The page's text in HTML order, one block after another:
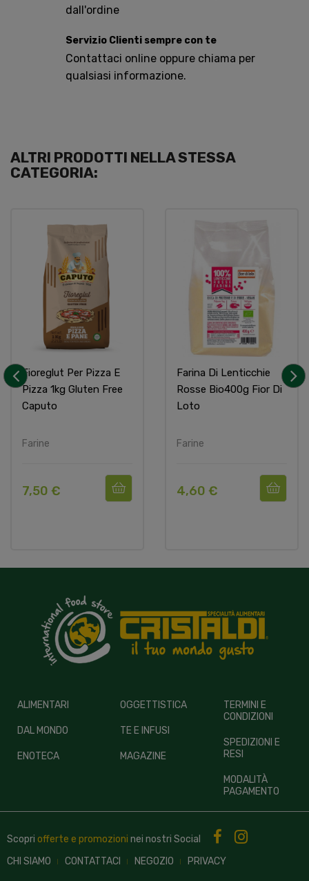
dall'ordine
Servizio Clienti sempre con te
Contattaci online oppure chiama per
qualsiasi informazione.
ALTRI PRODOTTI NELLA STESSA
CATEGORIA:
Fioreglut Per Pizza E
Pizza 1kg Gluten Free
Caputo
Farine
7,50 €
Farina Di Lenticchie
Rosse Bio400g Fior Di
Loto
Farine
4,60 €
ALIMENTARI
DAL MONDO
ENOTECA
OGGETTISTICA
TE E INFUSI
MAGAZINE
TERMINI E
CONDIZIONI
SPEDIZIONI E
RESI
MODALITÀ
PAGAMENTO
Scopri offerte e promozioni nei nostri Social
CHI SIAMO
CONTATTACI NEGOZIO PRIVACY